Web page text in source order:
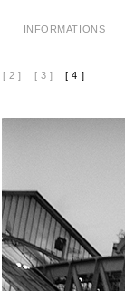
INFORMATIONS
[ 2 ] [ 3 ] [ 4 ]